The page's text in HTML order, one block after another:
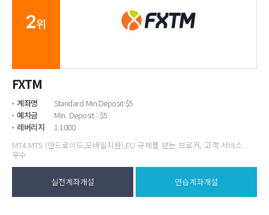
2위
FXTM
계좌명
Standard Min.Deposit $5
예치금
Min. Deposit : $5
레버리지
1:1000
MT4,MT5 (안드로이드,모바일지원),EU 규제를 받는 브로커, 고객 서비스
우수
실전계좌개설 연습계좌개설